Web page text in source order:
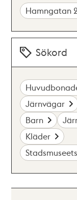
Hamngatan
Sökord
Järnvägar
Barn
Kläder